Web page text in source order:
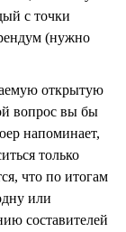
с точки
(нужно
открытую
вопрос вы бы
напоминает,
только
что по итогам
или
составителей